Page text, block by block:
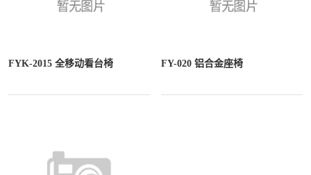
FYK-2015 全移动看台椅 FY-020 铝合金座椅